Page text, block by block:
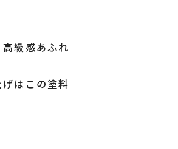
級感あふれ
はこの塗料